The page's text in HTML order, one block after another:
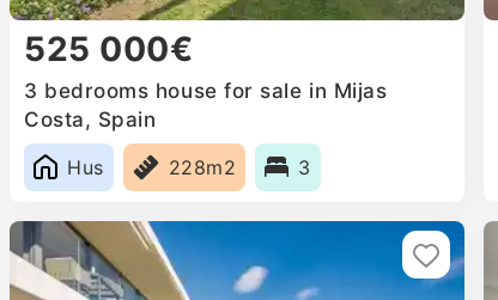
525 000€
3 bedrooms house for sale in Mijas
Costa, Spain
Hus
228m2 3